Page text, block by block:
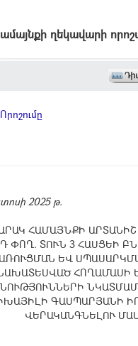
ղեկավարի
2025 թ.
ՀԱՄԱՅՆՔԻ
ՓՈՂ. ՏՈՒՆ 3 ՀԱՍՑԵԻ
ԵՎ
ՀՈՂԱՄԱՍԻ
ԳԱՍՊԱՐՅԱՆԻ
ՎԵՐԱԿԱՆԳՆԵԼՈՒ